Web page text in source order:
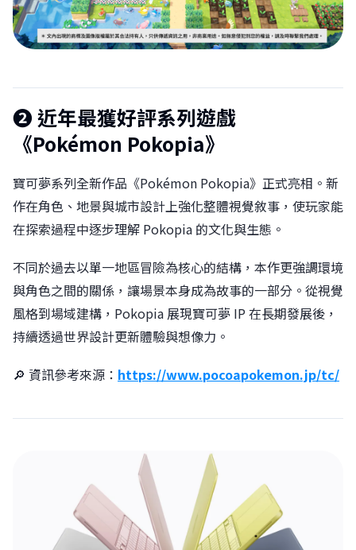
❷ 近年最獲好評系列遊戲
《Pokémon Pokopia》
寶可夢系列全新作品《Pokémon Pokopia》正式亮相。新
作在角色、地景與城市設計上強化整體視覺敘事，使玩家能
在探索過程中逐步理解 Pokopia 的文化與生態。
不同於過去以單一地區冒險為核心的結構，本作更強調環境
與角色之間的關係，讓場景本身成為故事的一部分。從視覺
風格到場域建構，Pokopia 展現寶可夢 IP 在長期發展後，
持續透過世界設計更新體驗與想像力。
🔎 資訊參考來源： https://www.pocoapokemon.jp/tc/